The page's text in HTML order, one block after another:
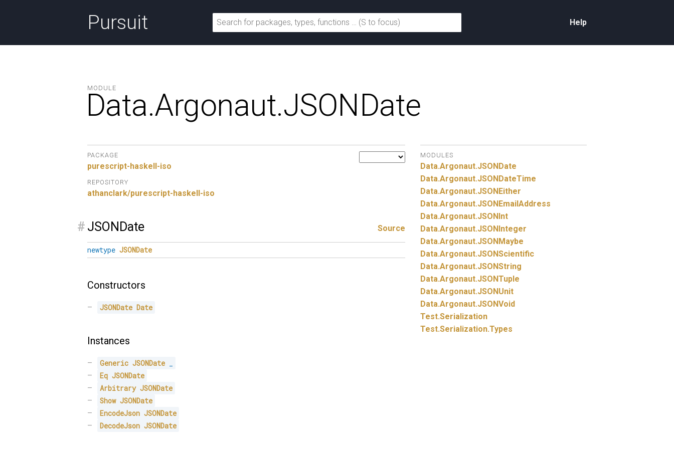
Pursuit Help
MODULE
Data.Argonaut.JSONDate
PACKAGE
purescript-haskell-iso
REPOSITORY
athanclark/purescript-haskell-iso
# JSONDate Source
newtype JSONDate
Constructors
JSONDate Date
Instances
Generic JSONDate
Eq JSONDate
Arbitrary JSONDate
Show JSONDate
EncodeJson JSONDate
DecodeJson JSONDate
MODULES
Data.Argonaut.JSONDate
Data.Argonaut.JSONDateTime
Data.Argonaut.JSONEither
Data.Argonaut.JSONEmailAddress
Data.Argonaut.JSONInt
Data.Argonaut.JSONInteger
Data.Argonaut.JSONMaybe
Data.Argonaut.JSONScientific
Data.Argonaut.JSONString
Data.Argonaut.JSONTuple
Data.Argonaut.JSONUnit
Data.Argonaut.JSONVoid
Test.Serialization
Test.Serialization.Types